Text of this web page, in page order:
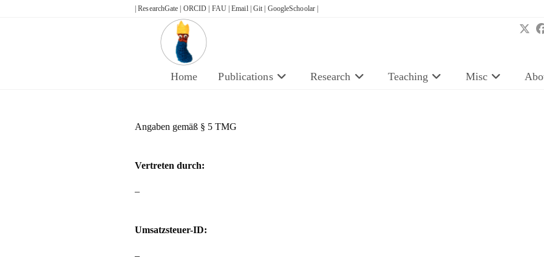
| ResearchGate | ORCID | FAU |Email | Git | GoogleSchoolar |
Home Publications Research Teaching Misc
Angaben gemäß § 5 TMG
Vertreten durch:
–
Umsatzsteuer-ID:
–